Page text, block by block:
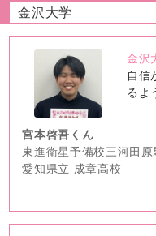
金沢大学
no
image
金沢
自信
るよ
宮本啓吾くん
東進衛星予備校三河田原
愛知県立 成章高校